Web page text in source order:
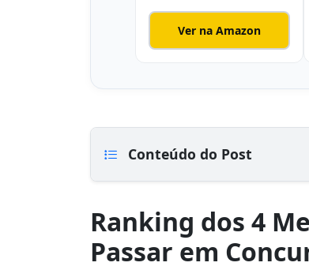
Ver na Amazon
Conteúdo do Post
Ranking dos 4
Passar em